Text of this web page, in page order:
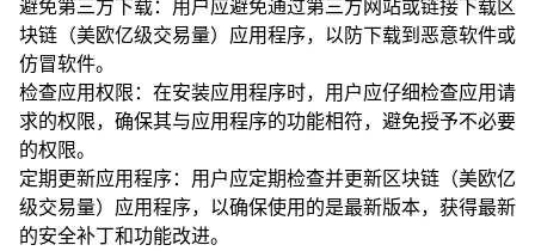
避免第三方下载：用户应避免通过第三方网站或链接下载区
块链（美欧亿级交易量）应用程序，以防下载到恶意软件或
仿冒软件。
检查应用权限：在安装应用程序时，用户应仔细检查应用请
求的权限，确保其与应用程序的功能相符，避免授予不必要
的权限。
定期更新应用程序：用户应定期检查并更新区块链（美欧亿
级交易量）应用程序，以确保使用的是最新版本，获得最新
的安全补丁和功能改进。